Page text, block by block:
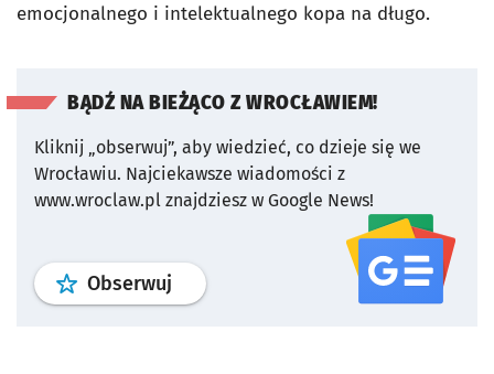
emocjonalnego i intelektualnego kopa na długo.
BĄDŹ NA BIEŻĄCO Z WROCŁAWIEM!
Kliknij „obserwuj”, aby wiedzieć, co dzieje się we
Wrocławiu. Najciekawsze wiadomości z
www.wroclaw.pl znajdziesz w Google News!
Obserwuj profil serwisu